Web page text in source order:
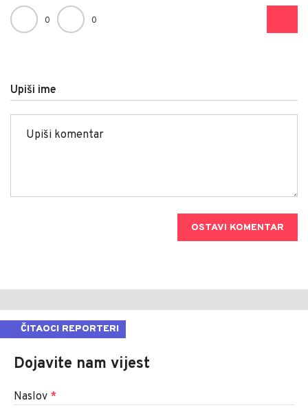
0 0
Upiši ime
OSTAVI KOMENTAR
ČITAOCI REPORTERI
Dojavite nam vijest
Naslov *